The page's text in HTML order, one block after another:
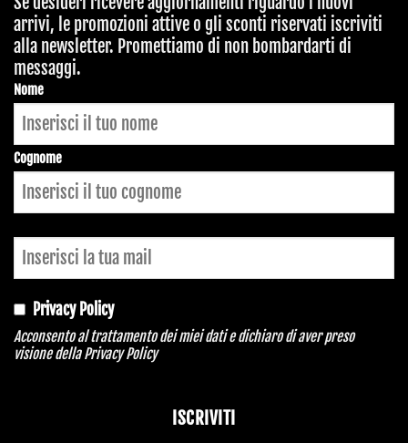
arrivi, le promozioni attive o gli sconti riservati iscriviti
alla newsletter. Promettiamo di non bombardarti di
messaggi.
Nome
Cognome
Privacy Policy
Acconsento al trattamento dei miei dati e dichiaro di aver preso
visione dellaPrivacy Policy
ISCRIVITI